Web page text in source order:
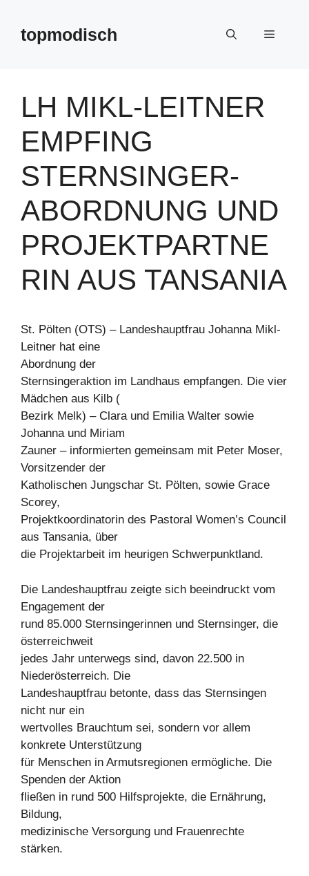
springentopmodisch Menü
LH MIKL-LEITNER
EMPFING
STERNSINGER-
ABORDNUNG UND
PROJEKTPARTNE
RIN AUS TANSANIA
St. Pölten (OTS) – Landeshauptfrau Johanna Mikl-
Leitner hat eine
Abordnung der
Sternsingeraktion im Landhaus empfangen. Die vier
Mädchen aus Kilb (
Bezirk Melk) – Clara und Emilia Walter sowie
Johanna und Miriam
Zauner – informierten gemeinsam mit Peter Moser,
Vorsitzender der
Katholischen Jungschar St. Pölten, sowie Grace
Scorey,
Projektkoordinatorin des Pastoral Women’s Council
aus Tansania, über
die Projektarbeit im heurigen Schwerpunktland.
Die Landeshauptfrau zeigte sich beeindruckt vom
Engagement der
rund 85.000 Sternsingerinnen und Sternsinger, die
österreichweit
jedes Jahr unterwegs sind, davon 22.500 in
Niederösterreich. Die
Landeshauptfrau betonte, dass das Sternsingen
nicht nur ein
wertvolles Brauchtum sei, sondern vor allem
konkrete Unterstützung
für Menschen in Armutsregionen ermögliche. Die
Spenden der Aktion
fließen in rund 500 Hilfsprojekte, die Ernährung,
Bildung,
medizinische Versorgung und Frauenrechte
stärken.